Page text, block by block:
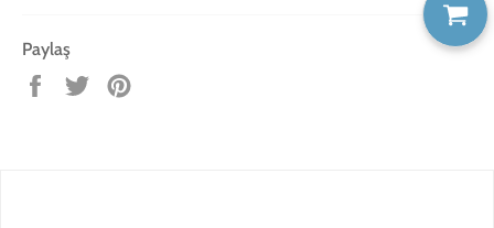
Paylaş
Facebook'taTwitter'da